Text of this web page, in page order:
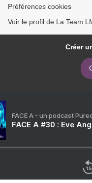
Préférences cookies
Voir le profil de La Team
Créer
FACE A - un podcast
FACE A #30 : Eve